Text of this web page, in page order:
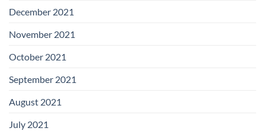
December 2021
November 2021
October 2021
September 2021
August 2021
July 2021